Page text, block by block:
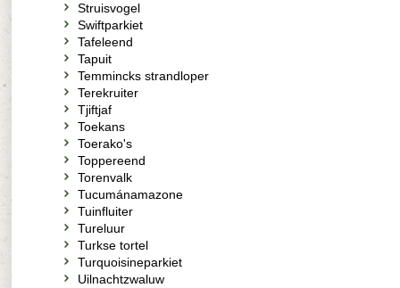
Struisvogel
Swiftparkiet
Tafeleend
Tapuit
Temmincks strandloper
Terekruiter
Tjiftjaf
Toekans
Toerako's
Toppereend
Torenvalk
Tucumánamazone
Tuinfluiter
Tureluur
Turkse tortel
Turquoisineparkiet
Uilnachtzwaluw